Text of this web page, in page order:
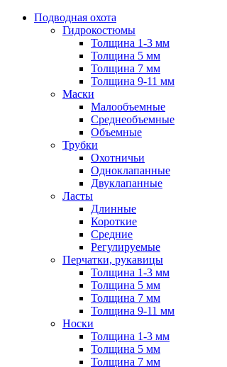
Подводная охота
Гидрокостюмы
Толщина 1-3 мм
Толщина 5 мм
Толщина 7 мм
Толщина 9-11 мм
Маски
Малообъемные
Среднеобъемные
Объемные
Трубки
Охотничьи
Одноклапанные
Двуклапанные
Ласты
Длинные
Короткие
Средние
Регулируемые
Перчатки, рукавицы
Толщина 1-3 мм
Толщина 5 мм
Толщина 7 мм
Толщина 9-11 мм
Носки
Толщина 1-3 мм
Толщина 5 мм
Толщина 7 мм